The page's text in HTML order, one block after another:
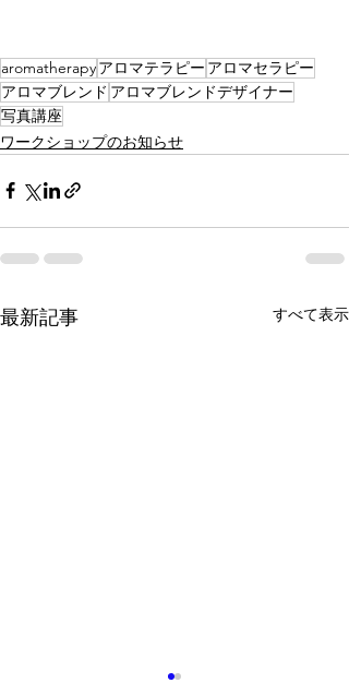
aromatherapyアロマテラピー アロマセラピー
アロマブレンド アロマブレンドデザイナー
写真講座
ワークショップのお知らせ
最新記事 すべて表示